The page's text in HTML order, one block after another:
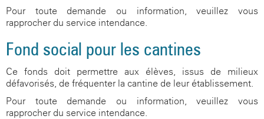
Pour toute demande ou information, veuillez vous
rapprocher du service intendance.
Fond social pour les cantines
Ce fonds doit permettre aux élèves, issus de milieux
défavorisés, de fréquenter la cantine de leur établissement.
Pour toute demande ou information, veuillez vous
rapprocher du service intendance.